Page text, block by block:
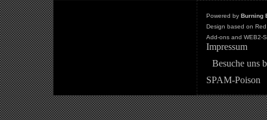
Powered by Burning
Design based on
Add-ons and WEB2-
Impressum
Besuche uns
SPAM-Poison